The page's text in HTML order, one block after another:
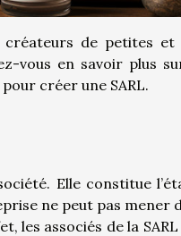
de petites et
vous en savoir plus
créer une SARL.
Elle constitue
ne peut pas mener
les associés de la